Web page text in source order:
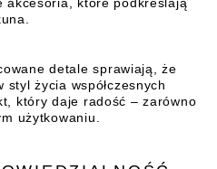
detale sprawiają, że
życia współczesnych
który daje radość – zarówno
użytkowaniu.